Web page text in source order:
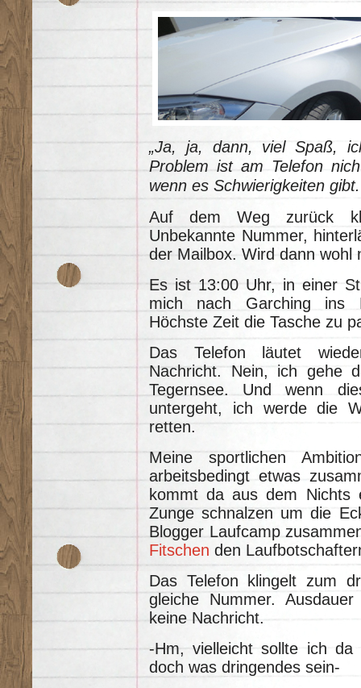
„Ja, ja, dann, viel Spaß,
Problem ist am Telefon
wenn es Schwierigkeiten
Auf dem Weg zurück
Unbekannte Nummer,
der Mailbox. Wird dann wohl
Es ist 13:00 Uhr, in einer
mich nach Garching ins
Höchste Zeit die Tasche zu
Das Telefon läutet
Nachricht. Nein, ich gehe
Tegernsee. Und wenn
untergeht, ich werde die
retten.
Meine sportlichen
arbeitsbedingt etwas
kommt da aus dem Nichts
Zunge schnalzen um die
Blogger Laufcamp
Fitschen den
Das Telefon klingelt zum
gleiche Nummer.
keine Nachricht.
-Hm, vielleicht sollte ich
doch was dringendes sein-